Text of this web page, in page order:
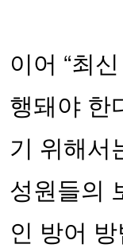
이어 “최
행돼야 한
기 위해서
성원들의
인 방어